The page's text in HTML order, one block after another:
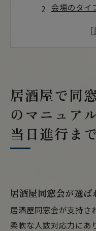
会場のタイ
会費・予
居酒屋で同
のマニュア
当日進行まで
居酒屋同窓会が選
居酒屋同窓会が支持さ
柔軟な人数対応力にあ